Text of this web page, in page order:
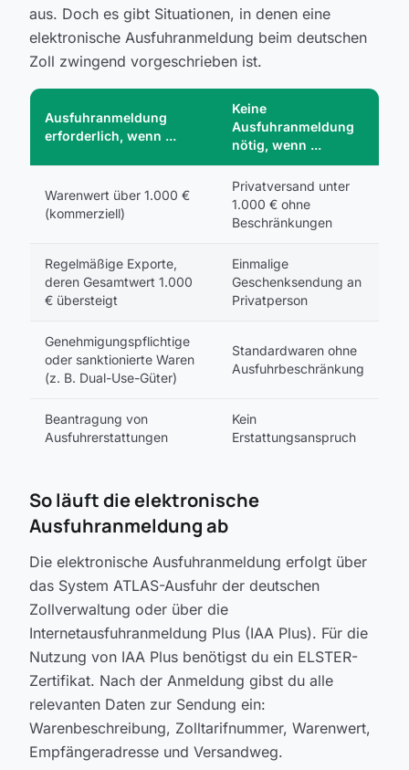
aus. Doch es gibt Situationen, in denen eine
elektronische Ausfuhranmeldung beim deutschen
Zoll zwingend vorgeschrieben ist.
Ausfuhranmeldung
erforderlich, wenn ...
Keine
Ausfuhranmeldung
nötig, wenn ...
Warenwert über 1.000 €
(kommerziell)
Privatversand unter
1.000 € ohne
Beschränkungen
Regelmäßige Exporte,
deren Gesamtwert 1.000
€ übersteigt
Einmalige
Geschenksendung an
Privatperson
Genehmigungspflichtige
oder sanktionierte Waren
(z. B. Dual-Use-Güter)
Standardwaren ohne
Ausfuhrbeschränkung
Beantragung von
Ausfuhrerstattungen
Kein
Erstattungsanspruch
So läuft die elektronische
Ausfuhranmeldung ab
Die elektronische Ausfuhranmeldung erfolgt über
das System ATLAS-Ausfuhr der deutschen
Zollverwaltung oder über die
Internetausfuhranmeldung Plus (IAA Plus). Für die
Nutzung von IAA Plus benötigst du ein ELSTER-
Zertifikat. Nach der Anmeldung gibst du alle
relevanten Daten zur Sendung ein:
Warenbeschreibung, Zolltarifnummer, Warenwert,
Empfängeradresse und Versandweg.